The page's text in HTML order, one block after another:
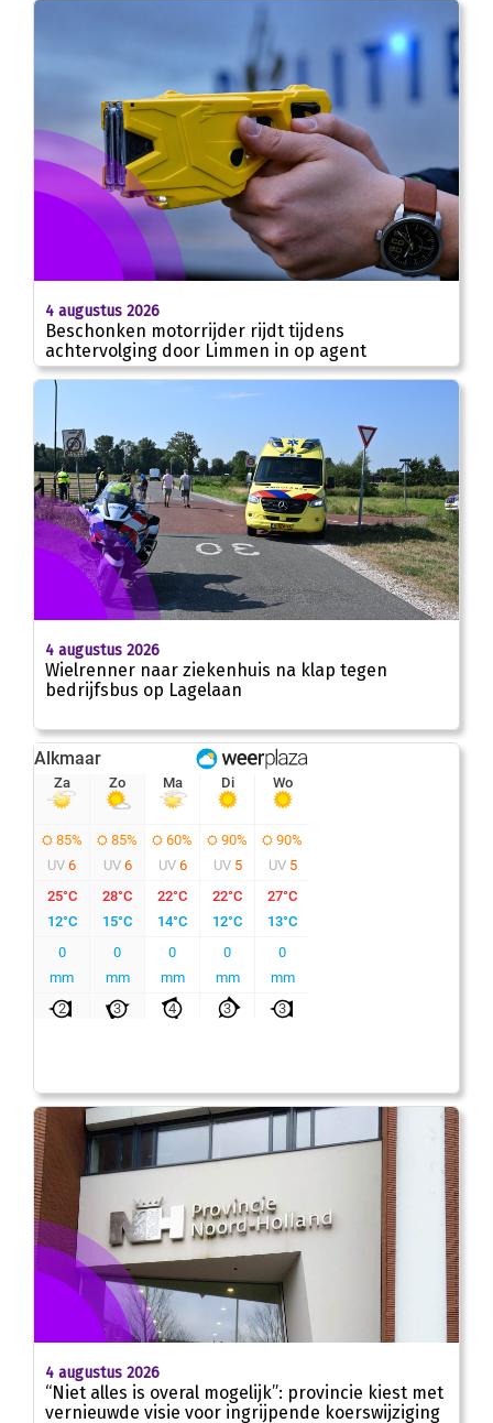
4 augustus 2026
Beschonken motorrijder rijdt tijdens
achtervolging door Limmen in op agent
4 augustus 2026
Wielrenner naar ziekenhuis na klap tegen
bedrijfsbus op Lagelaan
4 augustus 2026
“Niet alles is overal mogelijk”: provincie kiest met
vernieuwde visie voor ingrijpende koerswijziging